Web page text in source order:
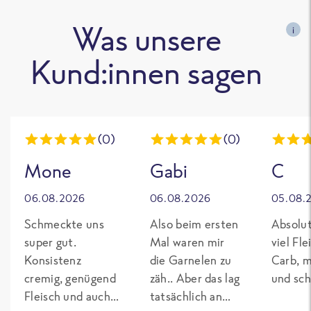
Was unsere
Kund:innen sagen
i
(0)
Mone
06.08.2026
Schmeckte uns
super gut.
Konsistenz
cremig, genügend
Fleisch und auch
(0)
Gabi
06.08.2026
Also beim ersten
Mal waren mir
die Garnelen zu
zäh.. Aber das lag
tatsächlich an
C
viel
Carb,
und